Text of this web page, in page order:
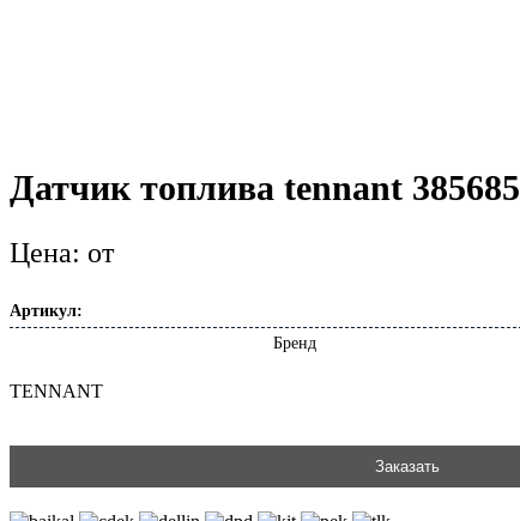
Датчик топлива tennant 385685
от
Артикул:
Бренд
TENNANT
Заказать